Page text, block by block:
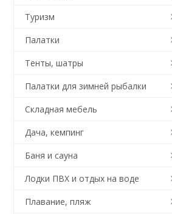
Туризм
Палатки
Тенты, шатры
Палатки для зимней рыбалки
Складная мебель
Дача, кемпинг
Баня и сауна
Лодки ПВХ и отдых на воде
Плавание, пляж